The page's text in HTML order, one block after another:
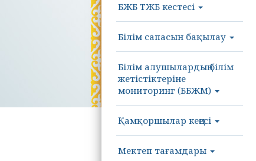
БЖБ ТЖБ кестесі
Білім сапасын бақылау
Білім алушылардың білім
жетістіктеріне
мониторинг (ББЖМ)
Қамқоршылар кеңесі
Мектеп тағамдары